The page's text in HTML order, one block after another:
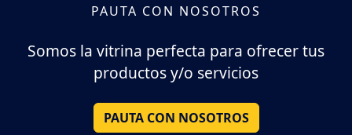
PAUTA CON NOSOTROS
Somos la vitrina perfecta para ofrecer tus
productos y/o servicios
PAUTA CON NOSOTROS